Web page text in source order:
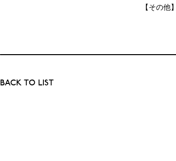
【その他
BACK TO LIST